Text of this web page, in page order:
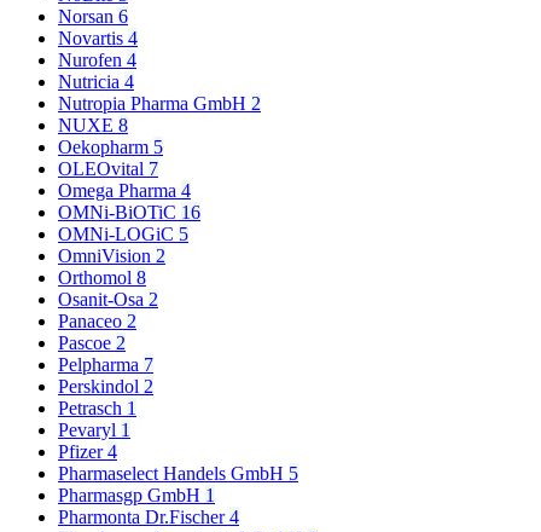
Norsan 6
Novartis 4
Nurofen 4
Nutricia 4
Nutropia Pharma GmbH 2
NUXE 8
Oekopharm 5
OLEOvital 7
Omega Pharma 4
OMNi-BiOTiC 16
OMNi-LOGiC 5
OmniVision 2
Orthomol 8
Osanit-Osa 2
Panaceo 2
Pascoe 2
Pelpharma 7
Perskindol 2
Petrasch 1
Pevaryl 1
Pfizer4
Pharmaselect Handels GmbH 5
Pharmasgp GmbH 1
Pharmonta Dr.Fischer4